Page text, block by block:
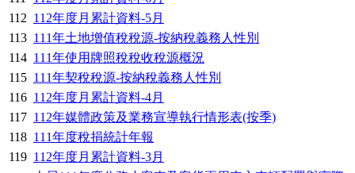
112 112年度月累計資料-5月
113 111年土地增值稅稅源-按納稅義務人性別
114 111年使用牌照稅稅收稅源概況
115 111年契稅稅源-按納稅義務人性別
116 112年度月累計資料-4月
117 112年媒體政策及業務宣導執行情形表(按季)
118 111年度稅捐統計年報
119 112年度月累計資料-3月